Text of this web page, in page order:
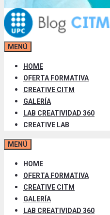
MENÚ
HOME
OFERTA FORMATIVA
CREATIVE CITM
GALERÍA
LAB CREATIVIDAD 360
CREATIVE LAB
MENÚ
HOME
OFERTA FORMATIVA
CREATIVE CITM
GALERÍA
LAB CREATIVIDAD 360